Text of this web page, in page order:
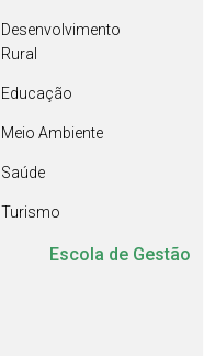
Desenvolvimento
Rural
Educação
Meio Ambiente
Saúde
Turismo
Escola de Gestão